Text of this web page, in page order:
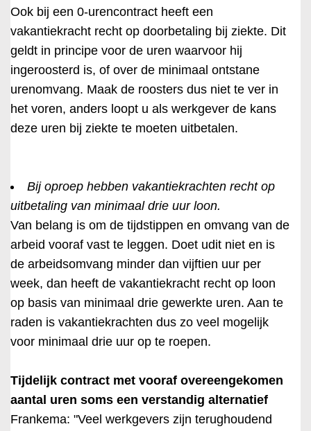
Ook bij een 0-urencontract heeft een
vakantiekracht recht op doorbetaling bij ziekte. Dit
geldt in principe voor de uren waarvoor hij
ingeroosterd is, of over de minimaal ontstane
urenomvang. Maak de roosters dus niet te ver in
het voren, anders loopt u als werkgever de kans
deze uren bij ziekte te moeten uitbetalen.
Bij oproep hebben vakantiekrachten recht op
uitbetaling van minimaal drie uur loon.
Van belang is om de tijdstippen en omvang van de
arbeid vooraf vast te leggen. Doet udit niet en is
de arbeidsomvang minder dan vijftien uur per
week, dan heeft de vakantiekracht recht op loon
op basis van minimaal drie gewerkte uren. Aan te
raden is vakantiekrachten dus zo veel mogelijk
voor minimaal drie uur op te roepen.
Tijdelijk contract met vooraf overeengekomen
aantal uren soms een verstandig alternatief
Frankema: "Veel werkgevers zijn terughoudend